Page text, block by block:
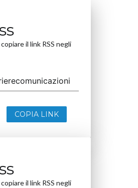
il link RSS negli
COPIA LINK
il link RSS negli